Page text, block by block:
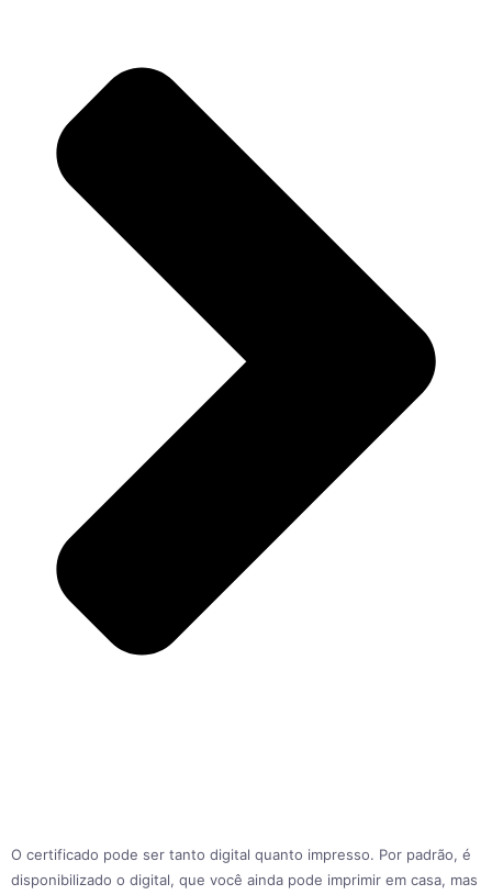
O certificado pode ser tanto digital quanto impresso. Por padrão, é
disponibilizado o digital, que você ainda pode imprimir em casa, mas